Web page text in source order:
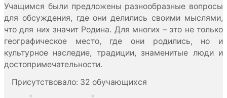
Учащимся были предложены разнообразные вопросы
для обсуждения, где они делились своими мыслями,
что для них значит Родина. Для многих – это не только
географическое место, где они родились, но и
культурное наследие, традиции, знаменитые люди и
достопримечательности.
Присутствовало: 32 обучающихся